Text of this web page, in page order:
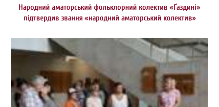
Народний аматорський фольклорний колектив «Ґаздині»
підтвердив звання «народний аматорський колектив»